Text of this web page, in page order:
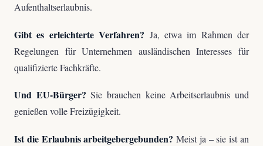
Aufenthaltserlaubnis.
Gibt es erleichterte Verfahren? Ja, etwa im Rahmen der
Regelungen für Unternehmen ausländischen Interesses für
qualifizierte Fachkräfte.
Und EU-Bürger? Sie brauchen keine Arbeitserlaubnis und
genießen volle Freizügigkeit.
Ist die Erlaubnis arbeitgebergebunden? Meist ja – sie ist an